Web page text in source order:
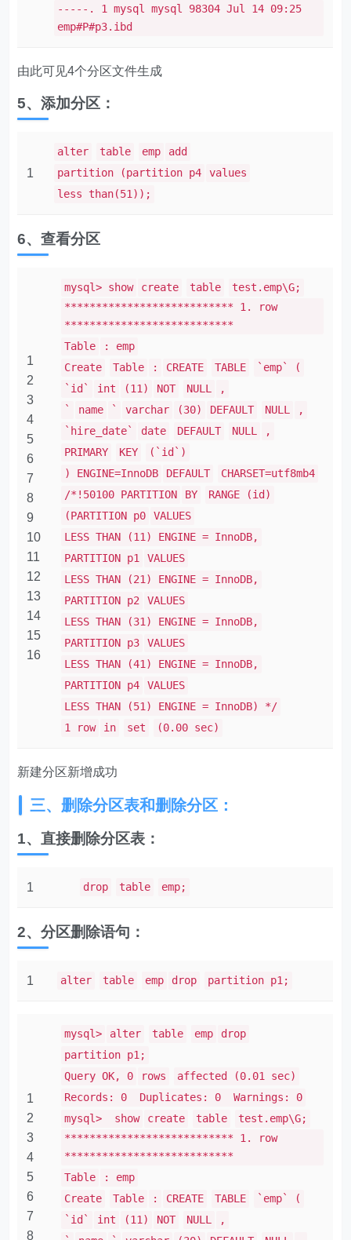
-----. 1 mysql mysql 98304 Jul 14 09:25
emp#P#p3.ibd
由此可见4个分区文件生成
5、添加分区：
1
alter table emp
add
partition (partition p4
values
less than(51));
6、查看分区
1
2
3
4
5
6
7
8
9
10
11
12
13
14
15
16
mysql> show create table
test.emp\G;
*************************** 1. row
***************************
Table
: emp
Create
Table : CREATE TABLE
`emp` (
`id`
int (11) NOT NULL
,
`
name ` varchar (30) DEFAULT NULL
,
`hire_date`
date DEFAULT NULL
,
PRIMARY
KEY
(`id`)
) ENGINE=InnoDB
DEFAULT
CHARSET=utf8mb4
/*!50100 PARTITION
BY
RANGE (id)
(PARTITION p0
VALUES
LESS THAN (11) ENGINE = InnoDB,
PARTITION p1
VALUES
LESS THAN (21) ENGINE = InnoDB,
PARTITION p2
VALUES
LESS THAN (31) ENGINE = InnoDB,
PARTITION p3
VALUES
LESS THAN (41) ENGINE = InnoDB,
PARTITION p4
VALUES
LESS THAN (51) ENGINE = InnoDB) */
1 row
in set (0.00 sec)
新建分区新增成功
三、删除分区表和删除分区：
1、直接删除分区表：
1 drop table emp;
2、分区删除语句：
1 alter table emp drop partition p1;
1
2
3
4
5
6
7
8
mysql> alter table emp
drop
partition p1;
Query OK, 0
rows
affected (0.01 sec)
Records: 0 Duplicates: 0 Warnings: 0
mysql> show
create table
test.emp\G;
*************************** 1. row
***************************
Table
: emp
Create
Table : CREATE TABLE
`emp` (
`id`
int (11) NOT NULL
,